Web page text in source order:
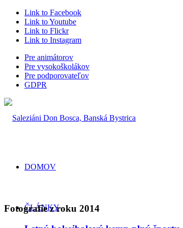
Link to Facebook
Link to Youtube
Link to Flickr
Link to Instagram
Pre animátorov
Pre vysokoškolákov
Pre podporovateľov
GDPR
DOMOV
ČLÁNKY
Fotografie z roku 2014